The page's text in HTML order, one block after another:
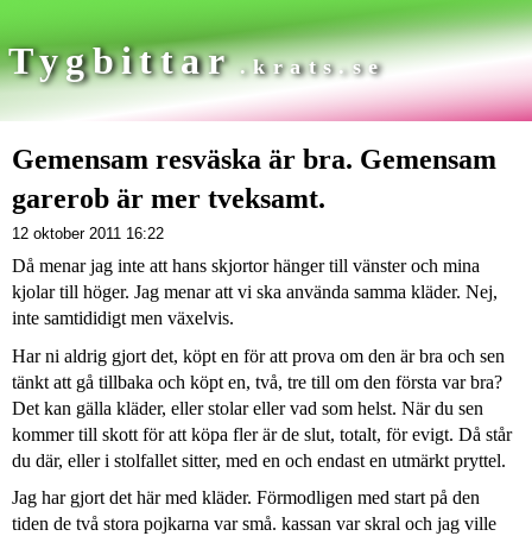
Tygbittar .krats.se
Gemensam resväska är bra. Gemensam
garerob är mer tveksamt.
12 oktober 2011 16:22
Då menar jag inte att hans skjortor hänger till vänster och mina
kjolar till höger. Jag menar att vi ska använda samma kläder. Nej,
inte samtididigt men växelvis.
Har ni aldrig gjort det, köpt en för att prova om den är bra och sen
tänkt att gå tillbaka och köpt en, två, tre till om den första var bra?
Det kan gälla kläder, eller stolar eller vad som helst. När du sen
kommer till skott för att köpa fler är de slut, totalt, för evigt. Då står
du där, eller i stolfallet sitter, med en och endast en utmärkt pryttel.
Jag har gjort det här med kläder. Förmodligen med start på den
tiden de två stora pojkarna var små. kassan var skral och jag ville